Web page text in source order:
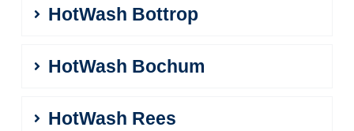
HotWash Bottrop
HotWash Bochum
HotWash Rees